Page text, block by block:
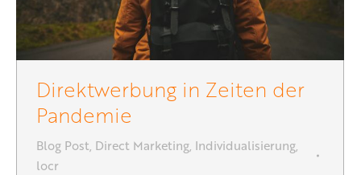
Direktwerbung in Zeiten der
Pandemie
Blog Post, Direct Marketing, Individualisierung,
locr